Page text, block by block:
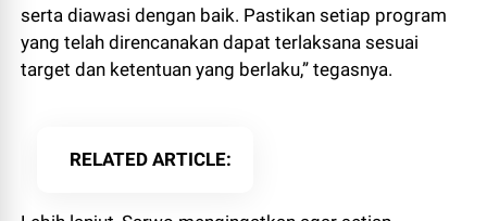
serta diawasi dengan baik. Pastikan setiap program
yang telah direncanakan dapat terlaksana sesuai
target dan ketentuan yang berlaku,” tegasnya.
RELATED ARTICLE